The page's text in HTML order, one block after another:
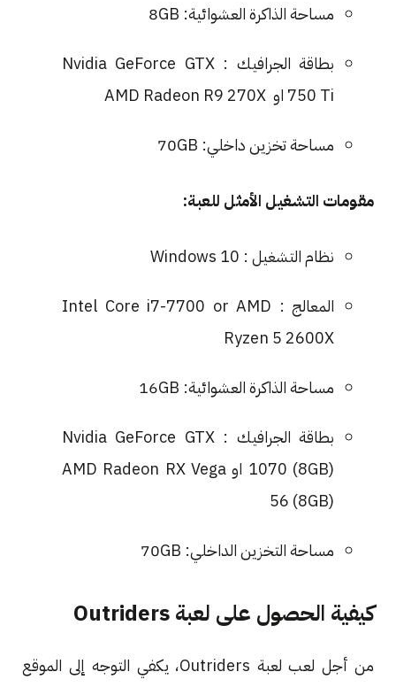
مساحة الذاكرة العشوائية: 8GB
بطاقة الجرافيك : Nvidia GeForce GTX
750 Ti او AMD Radeon R9 270X
مساحة تخزين داخلي: 70GB
مقومات التشغيل الأمثل للعبة:
نظام التشغيل : Windows 10
المعالج : Intel Core i7-7700 or AMD
Ryzen 5 2600X
مساحة الذاكرة العشوائية: 16GB
بطاقة الجرافيك : Nvidia GeForce GTX
1070 (8GB) او AMD Radeon RX Vega
56 (8GB)
مساحة التخزين الداخلي: 70GB
كيفية الحصول على لعبة Outriders
من أجل لعب لعبة Outriders، يكفي التوجه إلى الموقع